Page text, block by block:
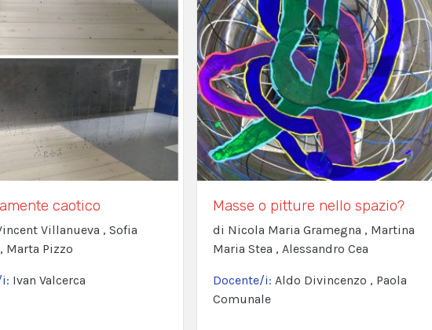
caotico
Villanueva , Sofia
Marta Pizzo
Ivan Valcerca
Masse o pitture nello spazio?
di Nicola Maria Gramegna , Martina
Maria Stea , Alessandro Cea
Docente/i: Aldo Divincenzo , Paola
Comunale